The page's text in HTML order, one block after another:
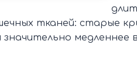
тканей: старые
медленнее